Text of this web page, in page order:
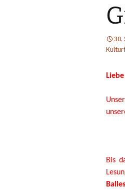
30.
Bis